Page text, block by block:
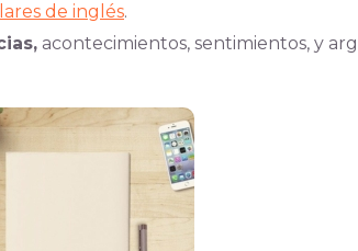
de inglés.
acontecimientos, sentimientos, y